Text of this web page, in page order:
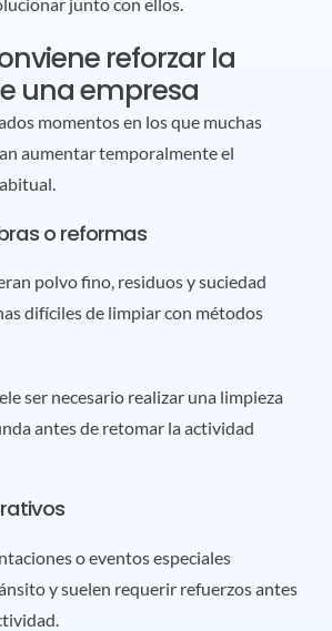
reforzar la
una empresa
momentos en los que muchas
aumentar temporalmente el
o reformas
polvo fino, residuos y suciedad
difíciles de limpiar con métodos
ser necesario realizar una limpieza
antes de retomar la actividad
o eventos especiales
y suelen requerir refuerzos antes